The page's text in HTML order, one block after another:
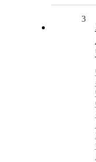
3